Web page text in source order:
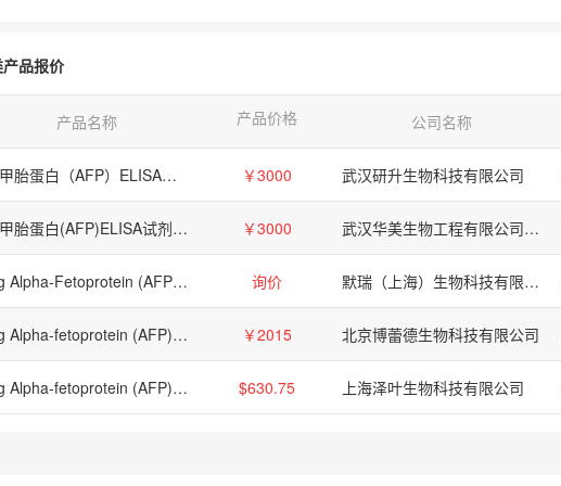
品报价
产品名称 产品价格 公司名称
猪甲胎蛋白（AFP）ELISA试剂盒【Pig Alpha-fetoprotein(AFP) ELISA Kit】 ￥3000 武汉研升生物科技有限公司
猪甲胎蛋白(AFP)ELISA试剂盒Pig Alpha-fetoprotein(AFP) ELISA kit ￥3000 武汉华美生物工程有限公司CUSABIO®
Pig Alpha-Fetoprotein (AFP) ELISA Kit 询价 默瑞（上海）生物科技有限公司
Pig Alpha-fetoprotein (AFP) ELISA Kit ￥2015 北京博蕾德生物科技有限公司
Pig Alpha-fetoprotein (AFP) ELISA Kit $630.75 上海泽叶生物科技有限公司